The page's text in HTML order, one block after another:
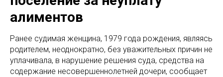
алиментов
Ранее судимая женщина, 1979 года рождения, являясь
родителем, неоднократно, без уважительных причин не
уплачивала, в нарушение решения суда, средства на
содержание несовершеннолетней дочери, сообщает